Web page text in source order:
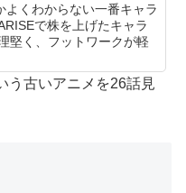
くわからない一番キャラ
で株を上げたキャラ
堅く、フットワークが軽
う古いアニメを26話見